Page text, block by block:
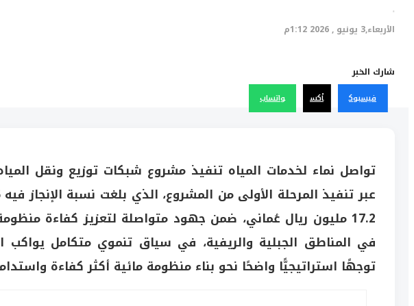
·
الأربعاء,3 يونيو , 2026 1:12م
شارك الخبر
فيسبوك أكس واتساب
تواصل نماء لخدمات المياه تنفيذ مشروع شبكات توزيع ونقل
17.2 مليون ريال عُماني، ضمن جهود متواصلة لتعزيز كفاءة
في المناطق الجبلية والريفية، في سياق تنموي متكامل يواكب
توجهًا استراتيجيًّا واضحًا نحو بناء منظومة مائية أكثر كفاءة